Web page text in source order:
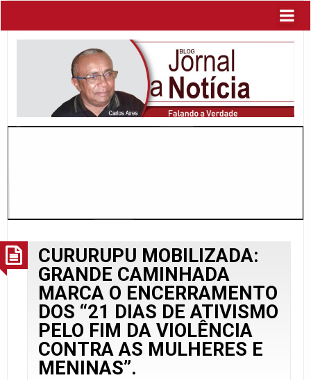
CURURUPU MOBILIZADA:
GRANDE CAMINHADA
MARCA O ENCERRAMENTO
DOS “21 DIAS DE ATIVISMO
PELO FIM DA VIOLÊNCIA
CONTRA AS MULHERES E
MENINAS”.